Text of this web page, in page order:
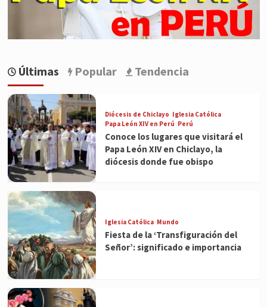
Últimas Popular Tendencia
Diócesis de Chiclayo Iglesia Católica
Papa León XIV en Perú Perú
Conoce los lugares que visitará el
Papa León XIV en Chiclayo, la
diócesis donde fue obispo
Iglesia Católica Mundo
Fiesta de la ‘Transfiguración del
Señor’: significado e importancia